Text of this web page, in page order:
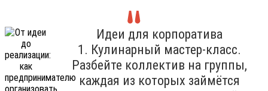
Идеи для корпоратива
1. Кулинарный мастер-класс.
Разбейте коллектив на группы,
каждая из которых займётся